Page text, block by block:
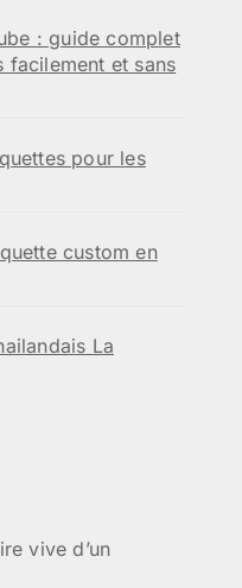
: guide complet
facilement et sans
pour les
custom en
La
vive d’un